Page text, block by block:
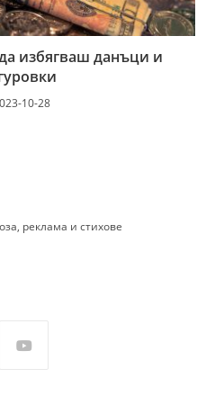
избягваш данъци и
10-28
реклама и стихове